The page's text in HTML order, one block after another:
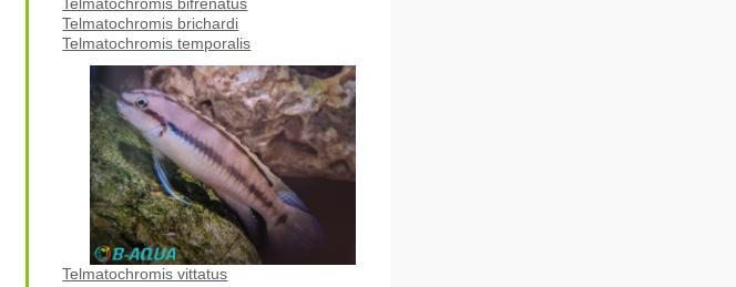
Telmatochromis brichardi
Telmatochromis temporalis
Telmatochromis vittatus